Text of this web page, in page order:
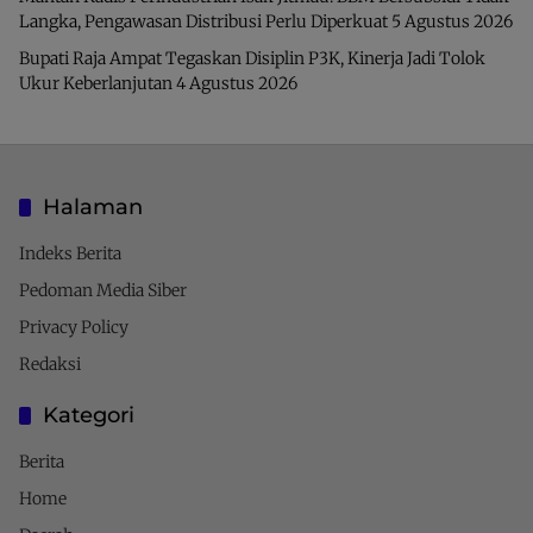
Langka, Pengawasan Distribusi Perlu Diperkuat 5 Agustus 2026
Bupati Raja Ampat Tegaskan Disiplin P3K, Kinerja Jadi Tolok
Ukur Keberlanjutan4 Agustus 2026
Halaman
Indeks Berita
Pedoman Media Siber
Privacy Policy
Redaksi
Kategori
Berita
Home